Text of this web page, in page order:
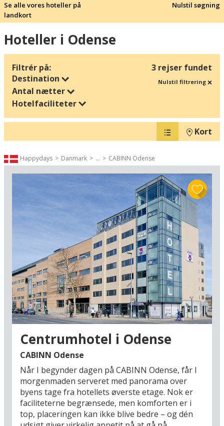
Se alle vores hoteller på
landkort
Nulstil søgning
Hoteller i Odense
Filtrér på:
3 rejser fundet
Destination
Antal nætter
Hotelfaciliteter
Nulstil filtrering
Kort
Happydays Danmark ... CABINN Odense
Centrumhotel i Odense
CABINN Odense
Når I begynder dagen på CABINN Odense, får I
morgenmaden serveret med panorama over
byens tage fra hotellets øverste etage. Nok er
faciliteterne begrænsede, men komforten er i
top, placeringen kan ikke blive bedre – og dén